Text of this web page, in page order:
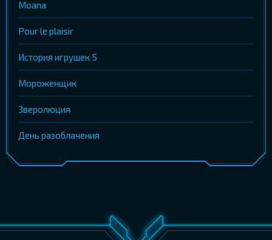
Moana
Pour le plaisir
История игрушек 5
Мороженщик
Зверолюция
День разоблачения